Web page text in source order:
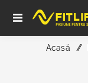
Acasă /